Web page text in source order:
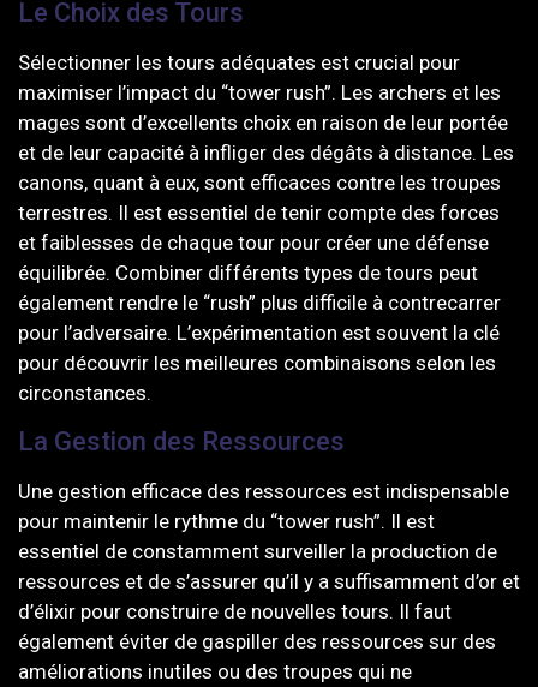
Le Choix des Tours
Sélectionner les tours adéquates est crucial pour
maximiser l’impact du “tower rush”. Les archers et les
mages sont d’excellents choix en raison de leur portée
et de leur capacité à infliger des dégâts à distance. Les
canons, quant à eux, sont efficaces contre les troupes
terrestres. Il est essentiel de tenir compte des forces
et faiblesses de chaque tour pour créer une défense
équilibrée. Combiner différents types de tours peut
également rendre le “rush” plus difficile à contrecarrer
pour l’adversaire. L’expérimentation est souvent la clé
pour découvrir les meilleures combinaisons selon les
circonstances.
La Gestion des Ressources
Une gestion efficace des ressources est indispensable
pour maintenir le rythme du “tower rush”. Il est
essentiel de constamment surveiller la production de
ressources et de s’assurer qu’il y a suffisamment d’or et
d’élixir pour construire de nouvelles tours. Il faut
également éviter de gaspiller des ressources sur des
améliorations inutiles ou des troupes qui ne